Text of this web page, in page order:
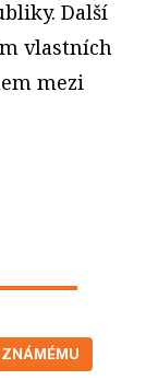
Další
vlastních
mezi